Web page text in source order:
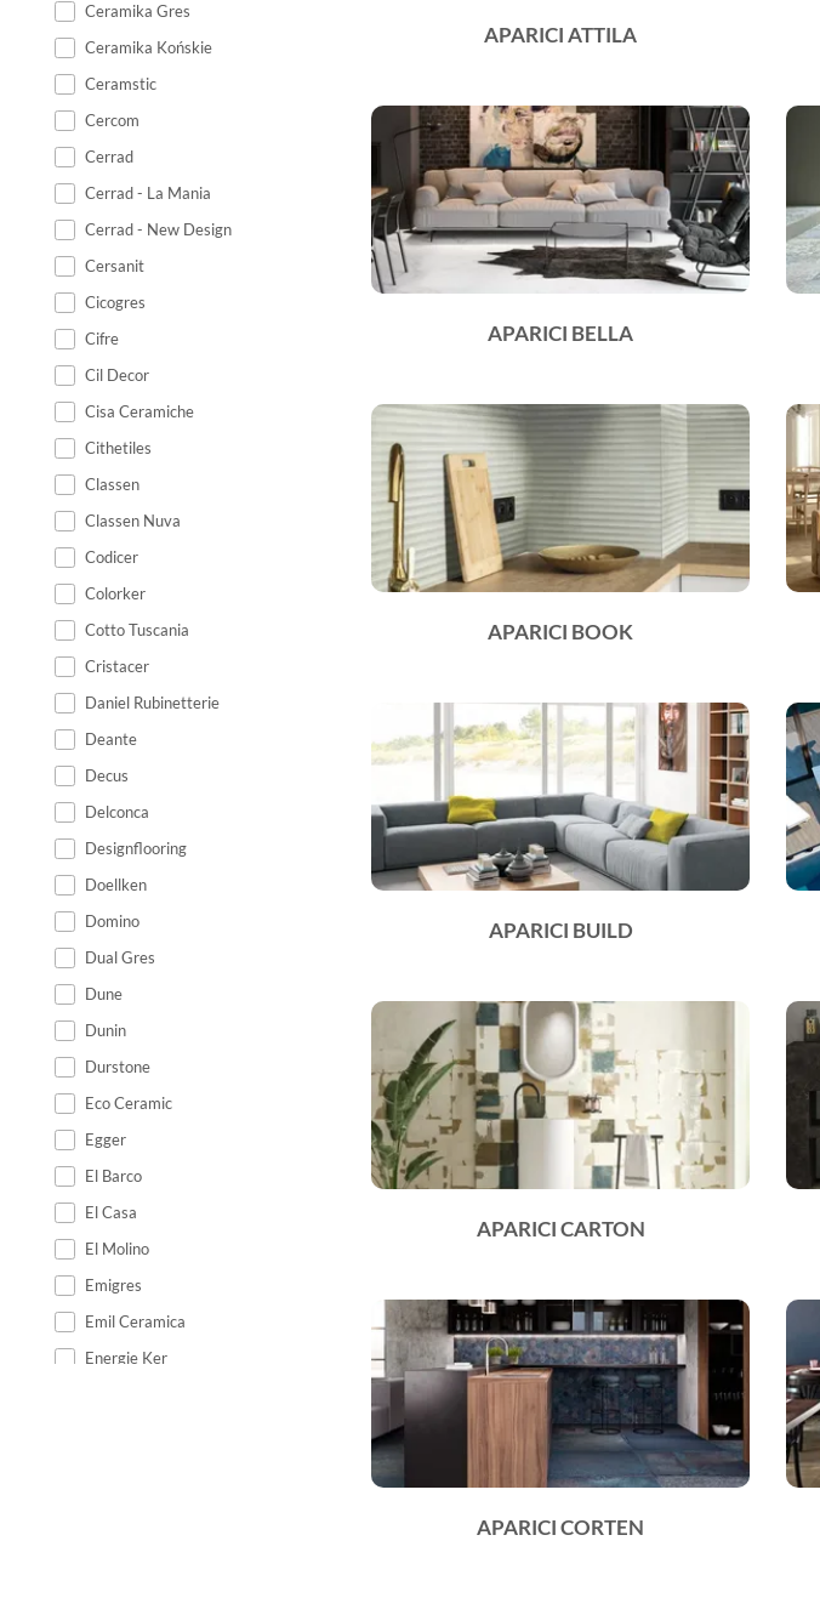
Ceramika Gres
Ceramika Końskie
Ceramstic
Cercom
Cerrad
Cerrad - La Mania
Cerrad - New Design
Cersanit
Cicogres
Cifre
Cil Decor
Cisa Ceramiche
Cithetiles
Classen
Classen Nuva
Codicer
Colorker
Cotto Tuscania
Cristacer
Daniel Rubinetterie
Deante
Decus
Delconca
Designflooring
Doellken
Domino
Dual Gres
Dune
Dunin
Durstone
Eco Ceramic
Egger
El Barco
El Casa
El Molino
Emigres
Emil Ceramica
Energie Ker
APARICI ATTILA
APARICI BELLA
APARICI BOOK
APARICI BUILD
APARICI CARTON
APARICI CORTEN